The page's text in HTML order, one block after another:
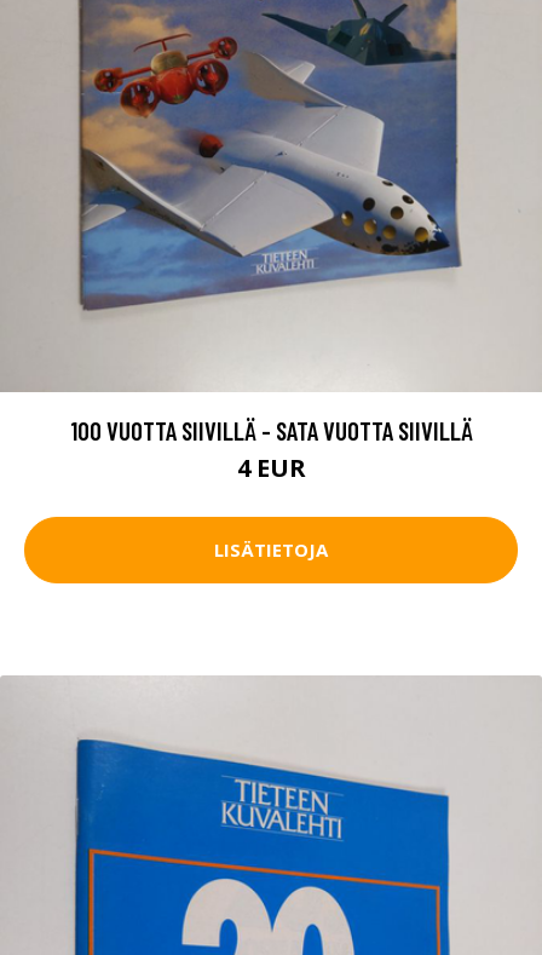
100 VUOTTA SIIVILLÄ - SATA VUOTTA SIIVILLÄ
4 EUR
LISÄTIETOJA